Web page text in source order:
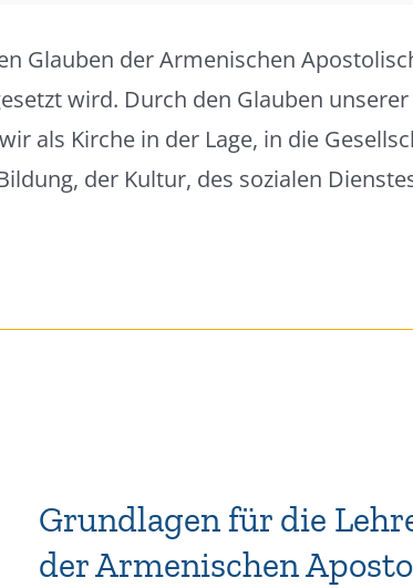
Glauben der Armenischen
wird. Durch den Glauben unserer
als Kirche in der Lage, in die
der Kultur, des sozialen
Grundlagen für die
der Armenischen